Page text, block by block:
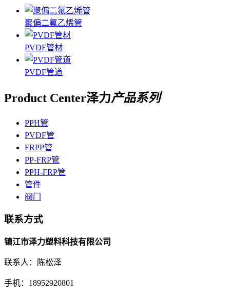
聚偏二氟乙烯管
PVDF管材
PVDF管道
Product Center泽力产品系列
PPH管
PVDF管
FRPP管
PP-FRP管
PPH-FRP管
管件
阀门
联系方式
镇江市泽力塑料科技有限公司
联系人：陈松泽
手机：18952920801